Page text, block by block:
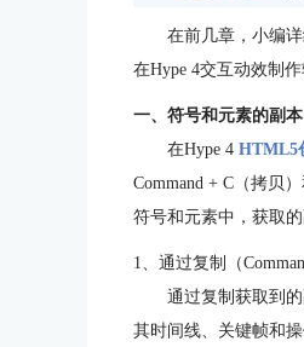
在前几章，小编
在Hype 4交互动效制
一、符号和元素的副本
在Hype 4 HTML5
Command + C（拷贝
符号和元素中，获取
1、通过复制（
通过复制获取到
其时间线、关键帧和